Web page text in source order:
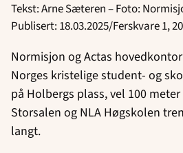
Tekst: Arne Sæteren – Foto:
Publisert: 18.03.2025/Ferskvare 1,
Normisjon og Actas
Norges kristelige student- og
på Holbergs plass, vel 100
Storsalen og NLA Høgskolen
langt.